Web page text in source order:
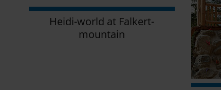
Heidi-world at Falkert-
mountain